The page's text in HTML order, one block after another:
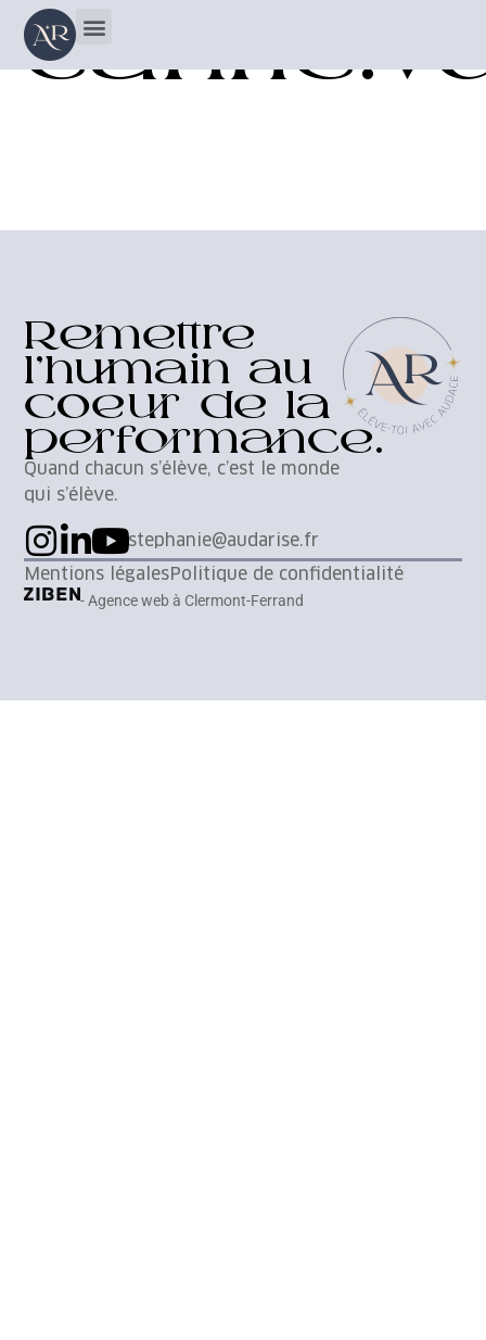
Remettre
l’humain au
coeur de la
performance.
Quand chacun s’élève, c’est le monde
qui s’élève.
stephanie@audarise.fr
Mentions légalesPolitique de confidentialité
- Agence web à Clermont-Ferrand